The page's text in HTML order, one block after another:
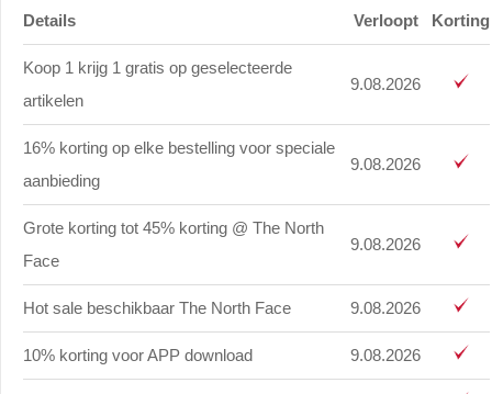
Details Verloopt Korting
Koop 1 krijg 1 gratis op geselecteerde
artikelen
9.08.2026
16% korting op elke bestelling voor speciale
aanbieding
9.08.2026
Grote korting tot 45% korting @ The North
Face
9.08.2026
Hot sale beschikbaar The North Face 9.08.2026
10% korting voor APP download 9.08.2026